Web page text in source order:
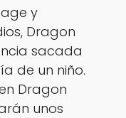
y
Dragon
sacada
de un niño.
Dragon
unos